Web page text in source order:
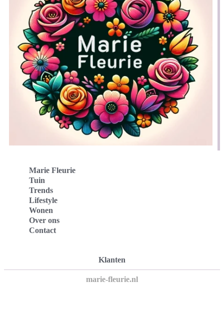
Marie Fleurie
Tuin
Trends
Lifestyle
Wonen
Over ons
Contact
Klanten
marie-fleurie.nl